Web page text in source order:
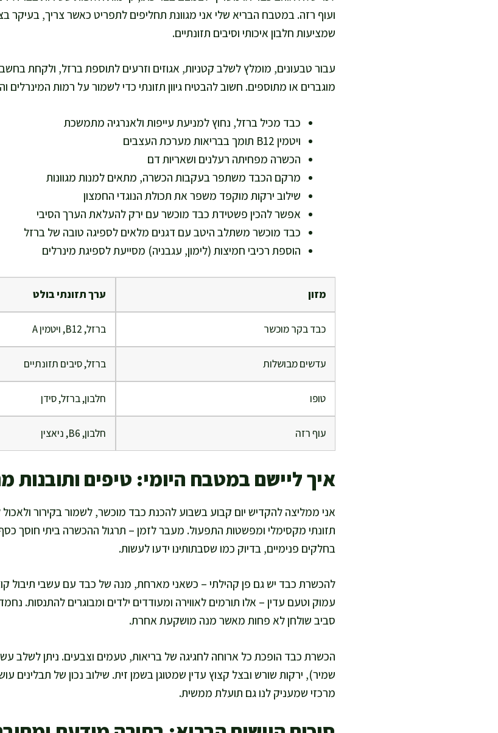
ועוף רזה. במטבח הבריא שלי אני מגוונת תחליפים לתפריט כאשר צריך, בעיקר
שמציעות חלבון איכותי וסיבים תזונתיים.
מוגברים או מתוספים. חשוב להבטיח גיוון תזונתי כדי לשמור על רמות המינרלים
כבד מכיל ברזל, נחוץ למניעת עייפות ולאנרגיה מתמשכת
ויטמין B12 תומך בבריאות מערכת העצבים
הכשרה מפחיתה רעלנים ושאריות דם
מרקם הכבד משתפר בעקבות הכשרה, מתאים למנות מגוונות
שילוב ירקות מוקפד משפר את תכולת הנוגדי החמצון
אפשר להכין פשטידת כבד מוכשר עם ירק להעלאת הערך הסיבי
כבד מוכשר משתלב היטב עם דגנים מלאים לספיגה טובה של ברזל
הוספת רכיבי חמיצות (לימון, עגבניה) מסייעת לספיגת מינרלים
מזון ערך תזונתי בולט
כבד בקר מוכשר ברזל, B12, ויטמין A
עדשים מבושלות ברזל, סיבים תזונתיים
טופו חלבון, ברזל, סידן
עוף רזה חלבון, B6, ניאצין
איך ליישם במטבח היומי: טיפים ותובנות
אני ממליצה להקדיש יום קבוע בשבוע להכנת כבד מוכשר, לשמור בקירור
תזונתי מקסימלי ומפשטות התפעול. מעבר לזמן – תרגול ההכשרה ביתי חוסך
בחלקים פנימיים, בדיוק כמו שסבתותינו ידעו לעשות.
להכשרת כבד יש גם פן קהילתי – כשאני מארחת, מנה של כבד עם עשבי תיבול
עמוק וטעם עדין – אלו תורמים לאווירה ומעודדים ילדים ומבוגרים להתנסות.
סביב שולחן לא פחות מאשר מנה מושקעת אחרת.
הכשרת כבד הופכת כל ארוחה לחגיגה של בריאות, טעמים וצבעים. ניתן לשלב
שמיר), ירקות שורש ובצל קצוץ עדין שמטוגן בשמן זית. שילוב נכון של תבלינים
מרכזי שמעניק לנו גם תועלת ממשית.